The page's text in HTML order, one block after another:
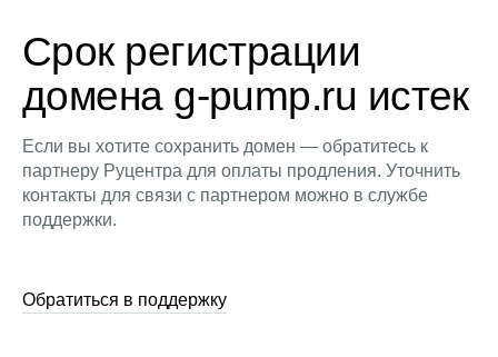
Срок регистрации
домена g-pump.ru истек
Если вы хотите сохранить домен — обратитесь к
партнеру Руцентра для оплаты продления. Уточнить
контакты для связи с партнером можно в службе
поддержки.
Обратиться в поддержку